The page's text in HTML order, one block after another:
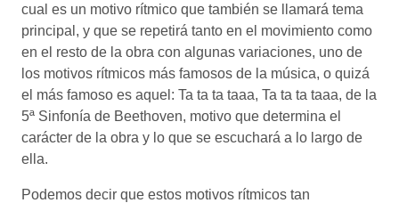
cual es un motivo rítmico que también se llamará tema
principal, y que se repetirá tanto en el movimiento como
en el resto de la obra con algunas variaciones, uno de
los motivos rítmicos más famosos de la música, o quizá
el más famoso es aquel: Ta ta ta taaa, Ta ta ta taaa, de la
5ª Sinfonía de Beethoven, motivo que determina el
carácter de la obra y lo que se escuchará a lo largo de
ella.
Podemos decir que estos motivos rítmicos tan